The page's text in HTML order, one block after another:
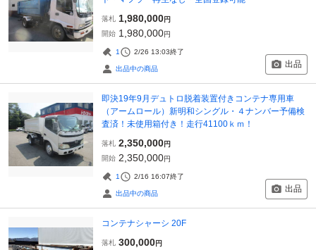
落札 1,980,000円
開始 1,980,000円
1 2/26 13:03終了
出品中の商品 出品
即決19年9月デュトロ脱着装置付きコンテナ専用車
（アームロール）新明和シングル・４ナンバー予備検
査済！未使用箱付き！走行41100ｋｍ！
落札 2,350,000円
開始 2,350,000円
1 2/16 16:07終了
出品中の商品 出品
コンテナシャーシ 20F
落札 300,000円